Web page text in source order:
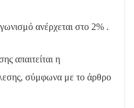
ανέρχεται στο 2% .
απαιτείται η
σύμφωνα με το άρθρο